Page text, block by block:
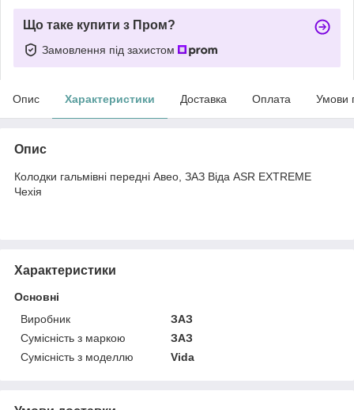
Що таке купити з Пром?
Замовлення під захистом
Опис Характеристики Доставка Оплата Умови
Опис
Колодки гальмівні передні Авео, ЗАЗ Віда ASR EXTREME
Чехія
Характеристики
Основні
Виробник
ЗАЗ
Сумісність з маркою
ЗАЗ
Сумісність з моделлю
Vida